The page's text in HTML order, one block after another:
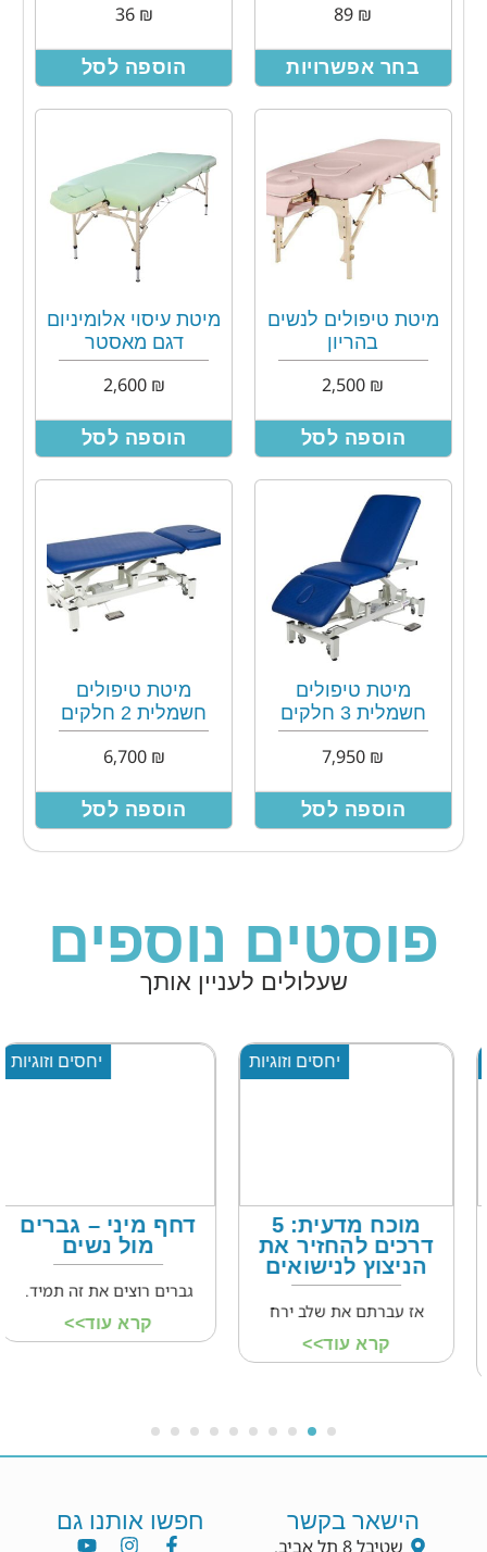
₪
בחר אפשרויות
₪
36
הוספה לסל
מיטת טיפולים לנשים
בהריון
₪
הוספה לסל
מיטת עיסוי אלומיניום
דגם מאסטר
₪
2,600
הוספה לסל
מיטת טיפולים
חשמלית 3 חלקים
₪
הוספה לסל
מיטת טיפולים
חשמלית 2 חלקים
₪
6,700
הוספה לסל
פוסטים נוספים
שעלולים לעניין אותך
יחסים וזוגיות
מוכח מדעית: 5
דרכים להחזיר את
הניצוץ לנישואים
אז עברתם את שלב ירח
קרא עוד>>
יחסים וזוגיות
דחף מיני – גברים
מול נשים
גברים רוצים את זה תמיד.
קרא עוד>>
הישאר בקשר
שטיבל 8 תל אביב.
חפשו אותנו גם